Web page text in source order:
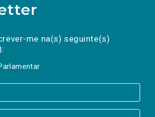
me na(s) seguinte(s)